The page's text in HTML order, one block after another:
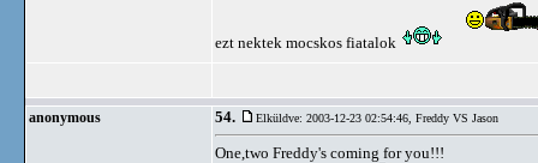
ezt nektek mocskos fiatalok
anonymous 54. Elküldve: 2003-12-23 02:54:46, Freddy VS Jason
One,two Freddy's coming for you!!!